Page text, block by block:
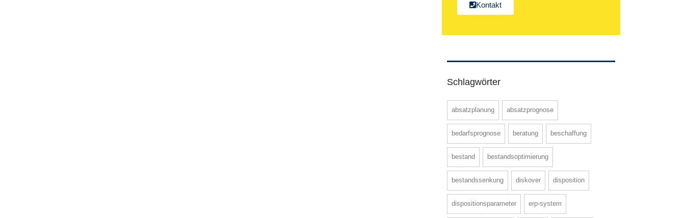
Kontakt
Schlagwörter
absatzplanung absatzprognose
bedarfsprognose beratung beschaffung
bestand bestandsoptimierung
bestandssenkung diskover disposition
dispositionsparameter erp-system